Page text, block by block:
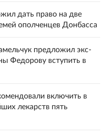
дать право на две
ополченцев Донбасса
предложил экс-
Федорову вступить в
включить в
лекарств пять